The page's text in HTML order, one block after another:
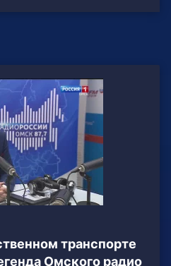
транспорте
Омского радио